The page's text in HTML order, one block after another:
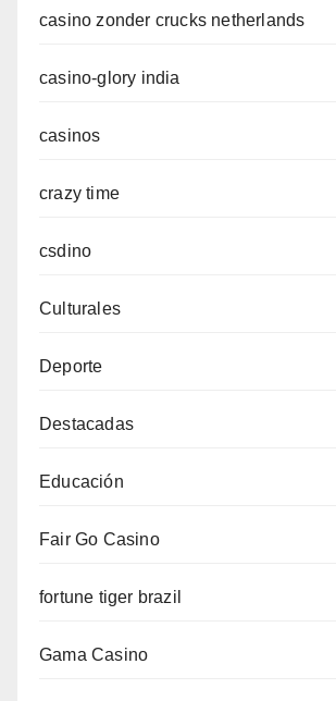
casino zonder crucks netherlands
casino-glory india
casinos
crazy time
csdino
Culturales
Deporte
Destacadas
Educación
Fair Go Casino
fortune tiger brazil
Gama Casino